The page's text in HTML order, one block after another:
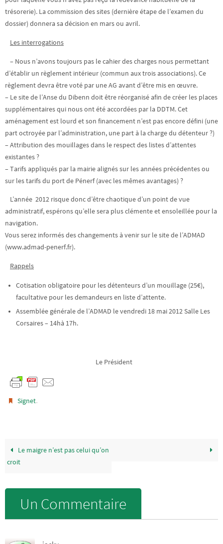
trésorerie). La commission des sites (dernière étape de l’examen du
dossier) donnera sa décision en mars ou avril.
Les interrogations
– Nous n’avons toujours pas le cahier des charges nous permettant
d’établir un règlement intérieur (commun aux trois associations). Ce
règlement devra être voté par une AG avant d’être mis en œuvre.
– Le site de l’Anse du Dibenn doit être réorganisé afin de créer les places
supplémentaires qui nous ont été accordées par la DDTM. Cet
aménagement est lourd et son financement n’est pas encore défini (une
part octroyée par l’administration, une part à la charge du détenteur ?)
– Attribution des mouillages dans le respect des listes d’attentes
existantes ?
– Tarifs appliqués par la mairie alignés sur les années précédentes ou
sur les tarifs du port de Pénerf (avec les mêmes avantages) ?
L’année 2012 risque donc d’être chaotique d’un point de vue
administratif, espérons qu’elle sera plus clémente et ensoleillée pour la
navigation.
Vous serez informés des changements à venir sur le site de l’ADMAD
(www.admad-penerf.fr).
Rappels
Cotisation obligatoire pour les détenteurs d’un mouillage (25€),
facultative pour les demandeurs en liste d’attente.
Assemblée générale de l’ADMAD le vendredi 18 mai 2012 Salle Les
Corsaires – 14hà 17h.
Le Président
Signet.
Le maigre n’est pas celui qu’on
croit
Un Commentaire